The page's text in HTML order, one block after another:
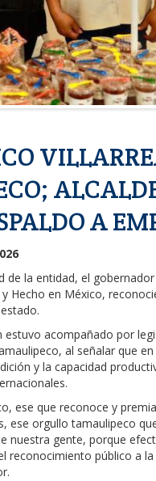
la CONAEDU sobre redes
EN
OBRAS PRIORITARIAS
reportes ante lluvias
programa Acción y
A
la entidad, el
Hecho en México,
acompañado por
al señalar que
y la capacidad
ese que reconoce y
ese orgullo tamaulipeco
nuestra gente, porque
público a